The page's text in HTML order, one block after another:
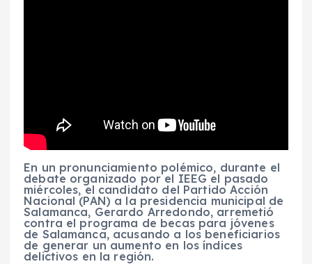
En un pronunciamiento polémico, durante el
debate organizado por el IEEG el pasado
miércoles, el candidato del Partido Acción
Nacional (PAN) a la presidencia municipal de
Salamanca, Gerardo Arredondo, arremetió
contra el programa de becas para jóvenes
de Salamanca, acusando a los beneficiarios
de generar un aumento en los índices
delictivos en la región.